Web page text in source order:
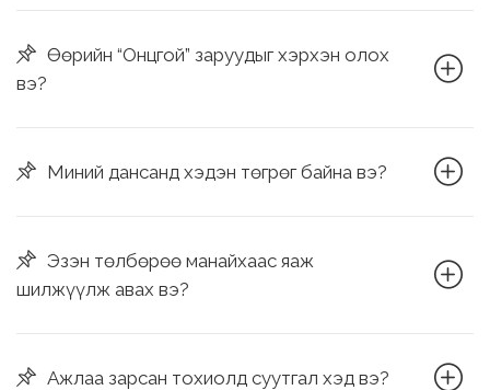
Өөрийн “Онцгой” заруудыг хэрхэн олох
вэ?
Миний дансанд хэдэн төгрөг байна вэ?
Эзэн төлбөрөө манайхаас яаж
шилжүүлж авах вэ?
Ажлаа зарсан тохиолд суутгал хэд вэ?